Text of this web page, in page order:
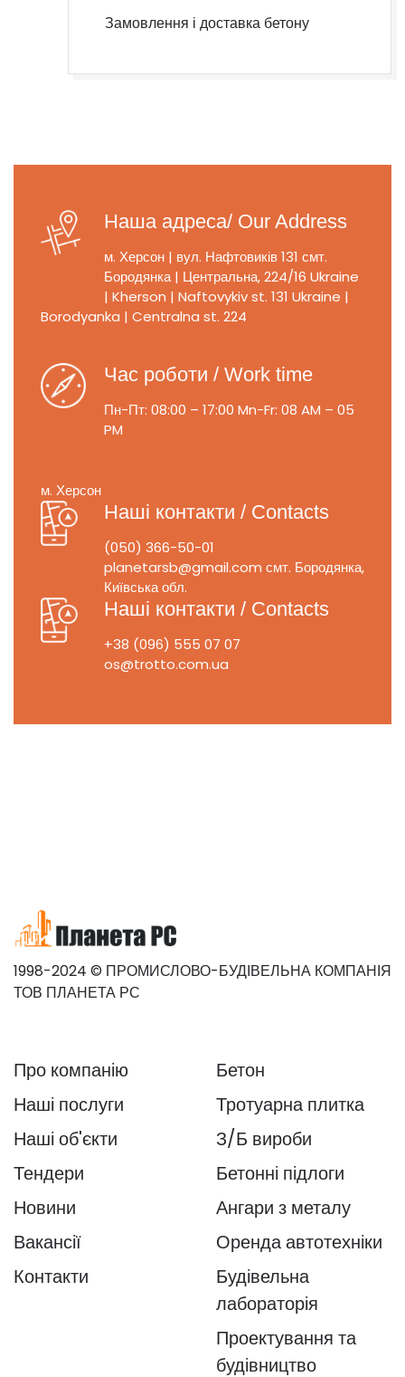
Замовлення і доставка бетону
Наша адреса/ Our Address
м. Херсон | вул. Нафтовиків 131 смт.
Бородянка | Центральна, 224/16 Ukraine
| Kherson | Naftovykiv st. 131 Ukraine |
Borodyanka | Centralna st. 224
Час роботи / Work time
Пн-Пт: 08:00 – 17:00 Mn-Fr: 08 AM – 05
PM
м. Херсон
Наші контакти / Contacts
(050) 366-50-01
planetarsb@gmail.com смт. Бородянка,
Київська обл.
Наші контакти / Contacts
+38 (096) 555 07 07
os@trotto.com.ua
1998-2024 © ПРОМИСЛОВО-БУДІВЕЛЬНА КОМПАНІЯ
ТОВ ПЛАНЕТА РС
Про компанію
Наші послуги
Наші об'єкти
Тендери
Новини
Вакансії
Контакти
Бетон
Тротуарна плитка
З/Б вироби
Бетонні підлоги
Ангари з металу
Оренда автотехніки
Будівельна
лабораторія
Проектування та
будівництво